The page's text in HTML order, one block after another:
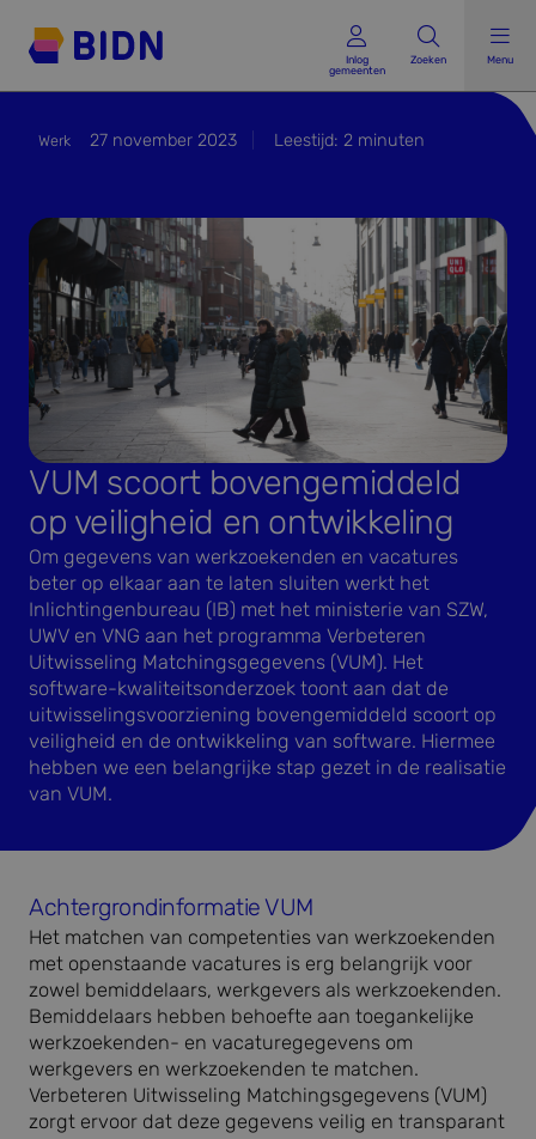
Inlog gemeenten
Inlog
gemeenten
Zoeken Menu
VUM scoort bovengemiddeld
op veiligheid en ontwikkeling
Om gegevens van werkzoekenden en vacatures
beter op elkaar aan te laten sluiten werkt het
Inlichtingenbureau (IB) met het ministerie van SZW,
UWV en VNG aan het programma Verbeteren
Uitwisseling Matchingsgegevens (VUM). Het
software-kwaliteitsonderzoek toont aan dat de
uitwisselingsvoorziening bovengemiddeld scoort op
veiligheid en de ontwikkeling van software. Hiermee
hebben we een belangrijke stap gezet in de realisatie
van VUM.
Werk 27 november 2023 Leestijd: 2 minuten
Achtergrondinformatie VUM
Het matchen van competenties van werkzoekenden
met openstaande vacatures is erg belangrijk voor
zowel bemiddelaars, werkgevers als werkzoekenden.
Bemiddelaars hebben behoefte aan toegankelijke
werkzoekenden- en vacaturegegevens om
werkgevers en werkzoekenden te matchen.
Verbeteren Uitwisseling Matchingsgegevens (VUM)
zorgt ervoor dat deze gegevens veilig en transparant